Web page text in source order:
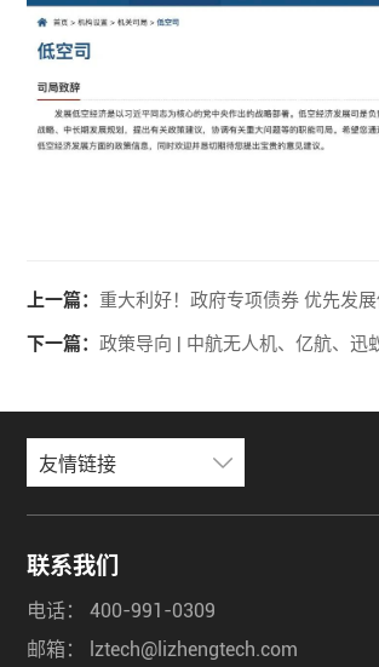
上一篇：
下一篇：
友情链接
联系我们
电话：
400-991-0309
邮箱：
lztech@lizhengtech.com